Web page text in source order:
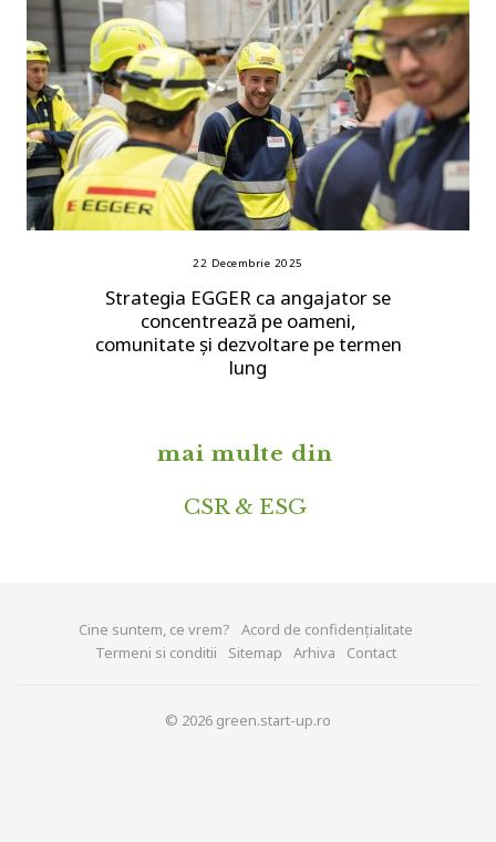
22 Decembrie 2025
Strategia EGGER ca angajator se
concentrează pe oameni,
comunitate și dezvoltare pe termen
lung
mai multe din
CSR & ESG
Cine suntem, ce vrem?
Acord de confidențialitate
Termeni si conditii
Sitemap Arhiva Contact
© 2026 green.start-up.ro